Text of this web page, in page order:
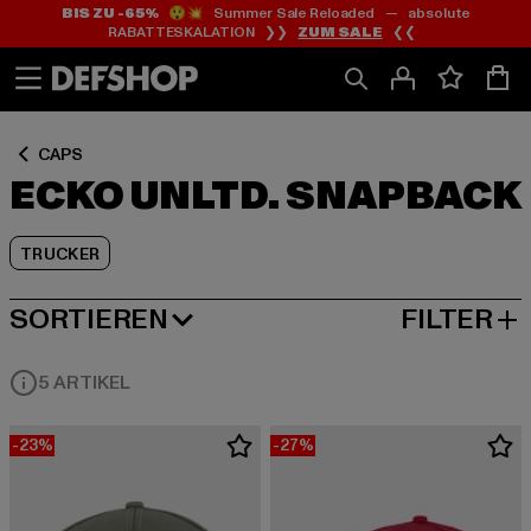
Zum
Inhalt
springen
Zum
Fußzeile
springen
BIS ZU -65%😲💥 Summer Sale Reloaded — absolute
RABATTESKALATION ❯❯ ZUM SALE ❮❮
CAPS
ECKO UNLTD. SNAPBACK
TRUCKER
Zum
Produktraster
springen
SORTIEREN
NEUESTE FILTER
5 ARTIKEL
-23% -27%